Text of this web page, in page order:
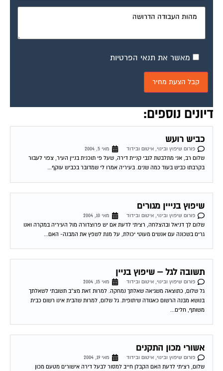
דיונים נוספים:
כביש רועש
פורום שיפוץ ובינוי, איטום ובידוד
שלום רב, אני מתלבטת לגבי קניית דירה, שעל פי תוכנית בניין העיר, צפוי לעבור
בקרבתו כביש בעוד כמה שנים. בעיריה אמרו לי שמדובר בכביש עוקף...
שיפוץ בנייין מגורים
פורום שיפוץ ובינוי, איטום ובידוד
שלום לך דניאל ובהצלחה, רציתי לדעת אם יש פרוצדורה מול העיריה במקרה ואנו
גרים בשכונה עם אנשים מעוטי יכולת, על מנת לשפץ את המבנה- האם...
תשובה לגל – שיפוץ בניין
פורום שיפוץ ובינוי, איטום ובידוד
גל שלום, כתוצאה משגיאה שאלתך נמחקה. למרות זאת מצ"ב תשובתי לשאלתך
בנושא מבנה הרשום כאגודה שיתופית. גל שלום, למרות שהבית אינו רשום כבית
משותף, חלים...
אשורי מכון התקנים
פורום שיפוץ ובינוי, איטום ובידוד
שלום, רציתי לדעת האם הקבלן חייב למסור לבעל דירה אישורים מטעם מכון
התקנים על ביצוע בידוד תרמי,אקוסטי ואיטום של הבית, לפי בקשת בעל דירה.